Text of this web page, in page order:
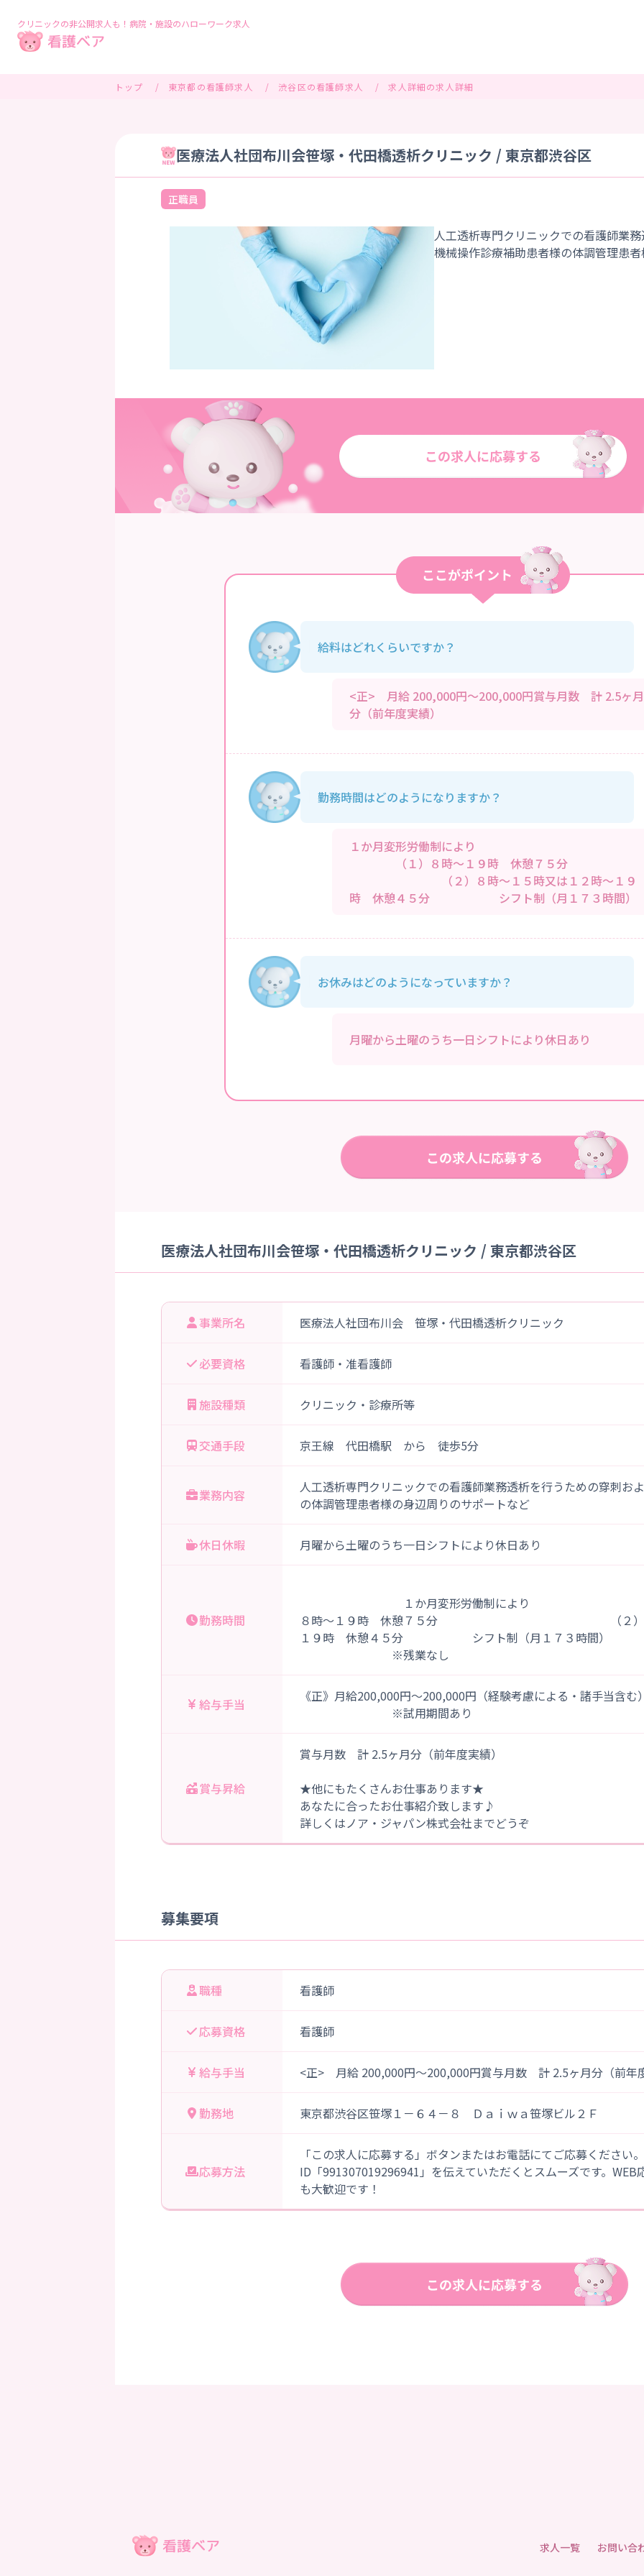
クリニックの非公開求人も！病院・施設のハローワーク求人
トップ 東京都の看護師求人 渋谷区の看護師求人 求人詳細の求人詳細
医療法人社団布川会笹塚・代田橋透析クリニック / 東京都渋谷区
正職員
人工透析専門クリニックでの看護師業
給料はどれくらいですか？
<正> 月給 200,000円～200,000円賞与月数 計 2.5ヶ月
分（前年度実績）
勤務時間はどのようになりますか？
１か月変形労働制によ
（１）８時～１９時 休憩７５
（２）８時～１５時又は１２時～１９
時 休憩４５分 シフト制（月１７３時間）
お休みはどのようになっていますか？
月曜から土曜のうち一日シフトにより休日あり
医療法人社団布川会笹塚・代田橋透析クリニック / 東京都渋谷区
事業所名 医療法人社団布川会 笹塚・代田橋透析クリニック
必要資格 看護師・准看護師
施設種類 クリニック・診療所等
交通手段 京王線 代田橋駅 から 徒歩5分
業務内容
人工透析専門クリニックでの看護師業務透析を行うための穿刺お
の体調管理患者様の身辺周りのサポートなど
休日休暇 月曜から土曜のうち一日シフトにより休日あり
勤務時間
１か月変形労働制に
８時～１９時 休憩７５分 （２）８時～
１９時 休憩４５分 シフト制（月１７３時間）
※残業なし
給与手当
《正》月給200,000円～200,000円（経験考慮による・諸手当含む
※試用期間あり
賞与昇給
賞与月数 計 2.5ヶ月分（前年度実績）
★他にもたくさんお仕事あります★
あなたに合ったお仕事紹介致します♪
詳しくはノア・ジャパン株式会社までどうぞ
募集要項
職種 看護師
応募資格 看護師
給与手当 <正> 月給 200,000円～200,000円賞与月数 計 2.5ヶ月分（前年
勤務地 東京都渋谷区笹塚１－６４－８ Ｄａｉｗａ笹塚ビル２Ｆ
応募方法
「この求人に応募する」ボタンまたはお電話にてご応募ください
ID「991307019296941」を伝えていただくとスムーズです。WEB
も大歓迎です！
求人一覧 お問い合